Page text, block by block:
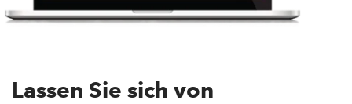
Lassen Sie sich von